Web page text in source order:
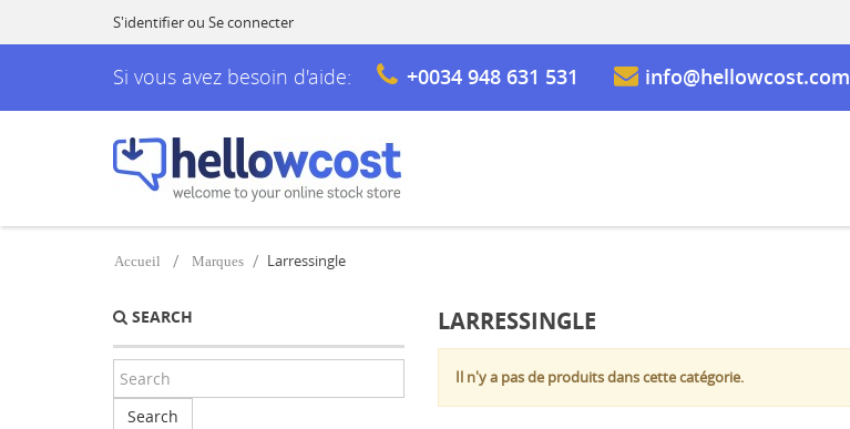
S'identifierou Se connecter
Si vous avez besoin d'aide: +0034 948 631 531 info@hellowcost.com
Accueil Marques Larressingle
SEARCH
Search
LARRESSINGLE
Il n'y a pas de produits dans cette catégorie.